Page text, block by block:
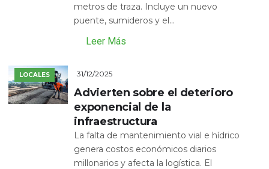
metros de traza. Incluye un nuevo
puente, sumideros y el...
Leer Más
LOCALES 31/12/2025
Advierten sobre el deterioro
exponencial de la
infraestructura
La falta de mantenimiento vial e hídrico
genera costos económicos diarios
millonarios y afecta la logística. El